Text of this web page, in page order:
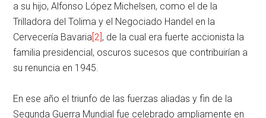
a su hijo, Alfonso López Michelsen, como el de la
Trilladora del Tolima y el Negociado Handel en la
Cervecería Bavaria [2] , de la cual era fuerte accionista la
familia presidencial, oscuros sucesos que contribuirían a
su renuncia en 1945.
En ese año el triunfo de las fuerzas aliadas y fin de la
Segunda Guerra Mundial fue celebrado ampliamente en